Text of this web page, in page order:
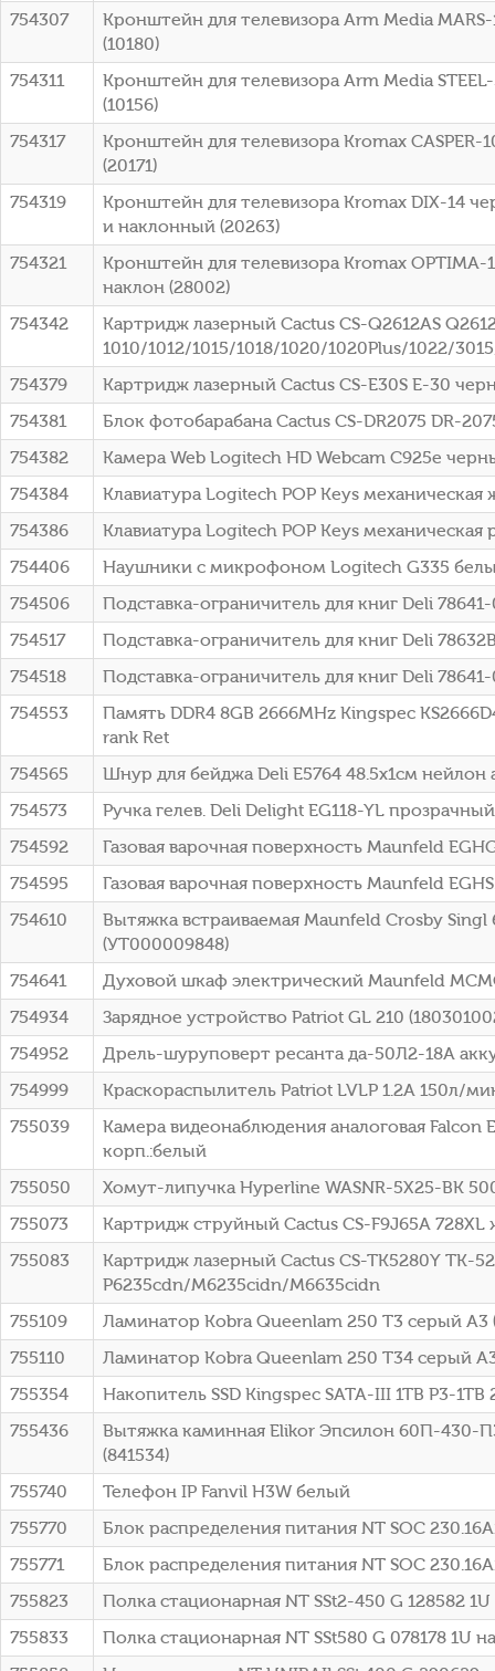
754307
Кронштейн для телевизора Arm Media
(10180)
754311
Кронштейн для телевизора Arm Media
(10156)
754317
Кронштейн для телевизора Kromax
(20171)
754319
Кронштейн для телевизора Kromax DIX-14
и наклонный (20263)
754321
Кронштейн для телевизора Kromax
наклон (28002)
754342
Картридж лазерный Cactus CS-Q2612AS
1010/1012/1015/1018/1020/1020Plus/1022/
754379
Картридж лазерный Cactus CS-E30S E-30
754381
Блок фотобарабана Cactus CS-DR2075 DR-
754382
Камера Web Logitech HD Webcam C925e
754384
Клавиатура Logitech POP Keys
754386
Клавиатура Logitech POP Keys
754406
Наушники с микрофоном Logitech G335
754506
Подставка-ограничитель для книг Deli
754517
Подставка-ограничитель для книг Deli
754518
Подставка-ограничитель для книг Deli
754553
Память DDR4 8GB 2666MHz Kingspec
rank Ret
754565
Шнур для бейджа Deli E5764 48.5х1см
754573
Ручка гелев. Deli Delight EG118-YL
754592
Газовая варочная поверхность Maunfeld
754595
Газовая варочная поверхность Maunfeld
754610
Вытяжка встраиваемая Maunfeld Crosby
(УТ000009848)
754641
Духовой шкаф электрический Maunfeld
754934
Зарядное устройство Patriot GL 210
754952
Дрель-шуруповерт ресанта да-50Л2-18А
754999
Краскораспылитель Patriot LVLP 1.2A 150л/
755039
Камера видеонаблюдения аналоговая Falcon
корп.:белый
755050
Хомут-липучка Hyperline WASNR-5X25-BK
755073
Картридж струйный Cactus CS-F9J65A
755083
Картридж лазерный Cactus CS-TK5280Y TK-
P6235cdn/M6235cidn/M6635cidn
755109
Ламинатор Kobra Queenlam 250 T3 серый
755110
Ламинатор Kobra Queenlam 250 T34 серый
755354
Накопитель SSD Kingspec SATA-III 1TB P3-1TB
755436
Вытяжка каминная Elikor Эпсилон 60П-430-
(841534)
755740
Телефон IP Fanvil H3W белый
755770
Блок распределения питания NT SOC
755771
Блок распределения питания NT SOC
755823
Полка стационарная NT SSt2-450 G 128582
755833
Полка стационарная NT SSt580 G 078178 1U